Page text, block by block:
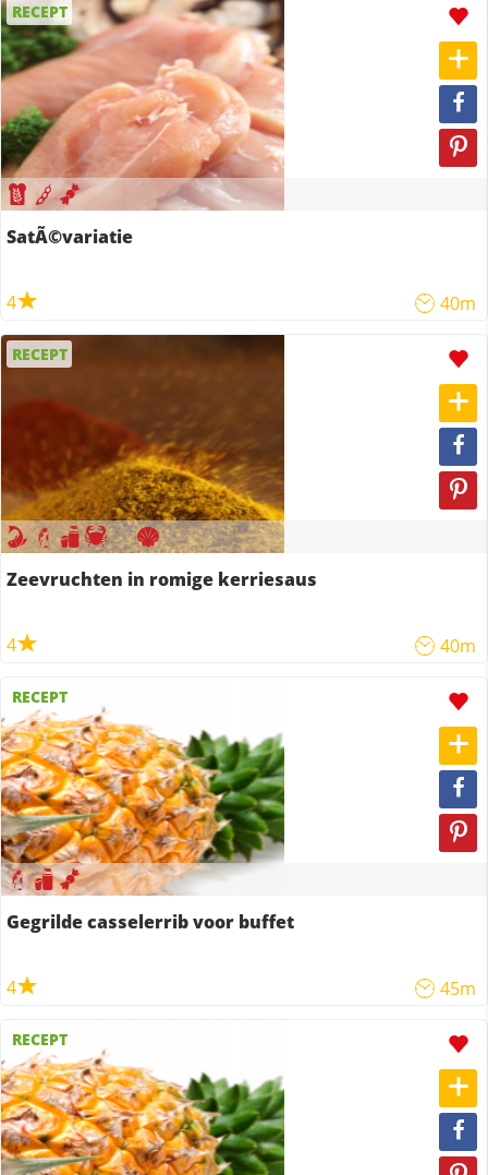
RECEPT
SatÃ©variatie
4 40m
RECEPT
Zeevruchten in romige kerriesaus
4 40m
RECEPT
Gegrilde casselerrib voor buffet
4 45m
RECEPT